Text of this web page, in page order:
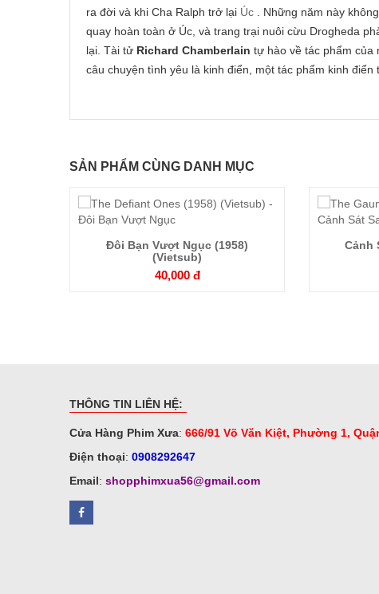
ra đời và khi Cha Ralph trở lại Úc . Những năm này
quay hoàn toàn ở Úc, và trang trại nuôi cừu Drogheda
lại. Tài tử Richard Chamberlain tự hào về tác phẩm của
câu chuyện tình yêu là kinh điển, một tác phẩm kinh
SẢN PHẨM CÙNG DANH MỤC
tiết
Đôi Bạn Vượt Ngục (1958)
(Vietsub)
40,000 đ
Cảnh
THÔNG TIN LIÊN HỆ:
Cửa Hàng Phim Xưa: 666/91 Võ Văn Kiệt, Phường 1,
Điện thoại: 0908292647
Email: shopphimxua56@gmail.com